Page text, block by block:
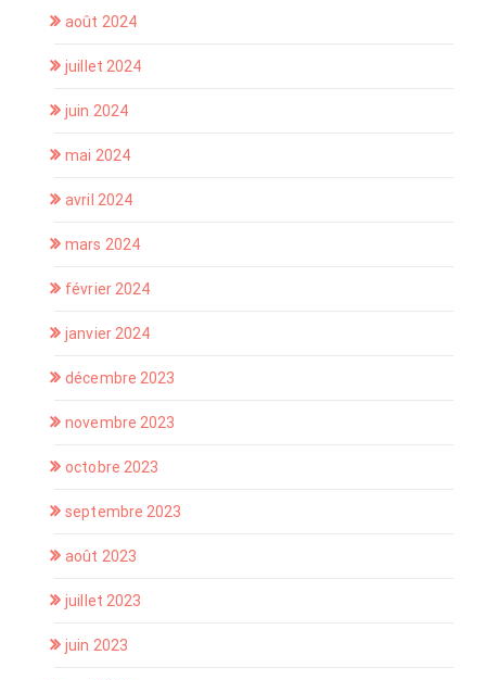
août 2024
juillet 2024
juin 2024
mai 2024
avril 2024
mars 2024
février 2024
janvier 2024
décembre 2023
novembre 2023
octobre 2023
septembre 2023
août 2023
juillet 2023
juin 2023